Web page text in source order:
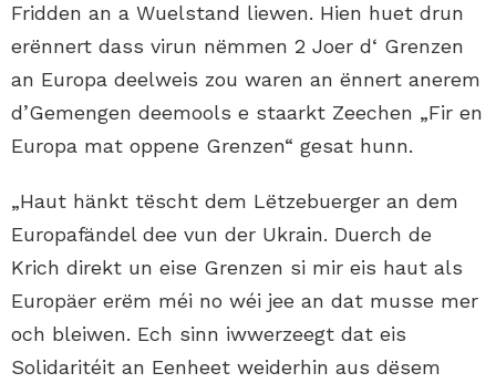
Fridden an a Wuelstand liewen. Hien huet drun
erënnert dass virun nëmmen 2 Joer d‘ Grenzen
an Europa deelweis zou waren an ënnert anerem
d’Gemengen deemools e staarkt Zeechen „Fir en
Europa mat oppene Grenzen“ gesat hunn.
„Haut hänkt tëscht dem Lëtzebuerger an dem
Europafändel dee vun der Ukrain. Duerch de
Krich direkt un eise Grenzen si mir eis haut als
Europäer erëm méi no wéi jee an dat musse mer
och bleiwen. Ech sinn iwwerzeegt dat eis
Solidaritéit an Eenheet weiderhin aus dësem